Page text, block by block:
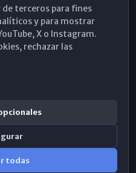
terceros para fines
y para mostrar
X o Instagram.
rechazar las
todas